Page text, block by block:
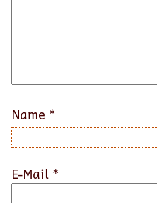
Name *
E-Mail *